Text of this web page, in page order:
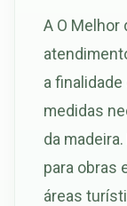
A O Melhor
a
medidas
da
para obras
áreas